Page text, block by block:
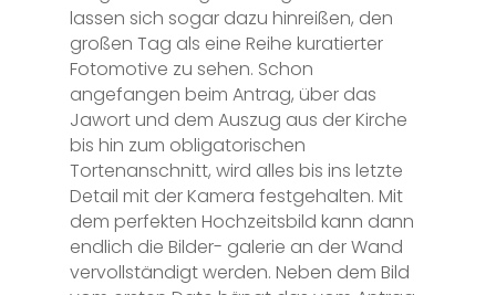
lassen sich sogar dazu hinreißen, den
großen Tag als eine Reihe kuratierter
Fotomotive zu sehen. Schon
angefangen beim Antrag, über das
Jawort und dem Auszug aus der Kirche
bis hin zum obligatorischen
Tortenanschnitt, wird alles bis ins letzte
Detail mit der Kamera festgehalten. Mit
dem perfekten Hochzeitsbild kann dann
endlich die Bilder- galerie an der Wand
vervollständigt werden. Neben dem Bild